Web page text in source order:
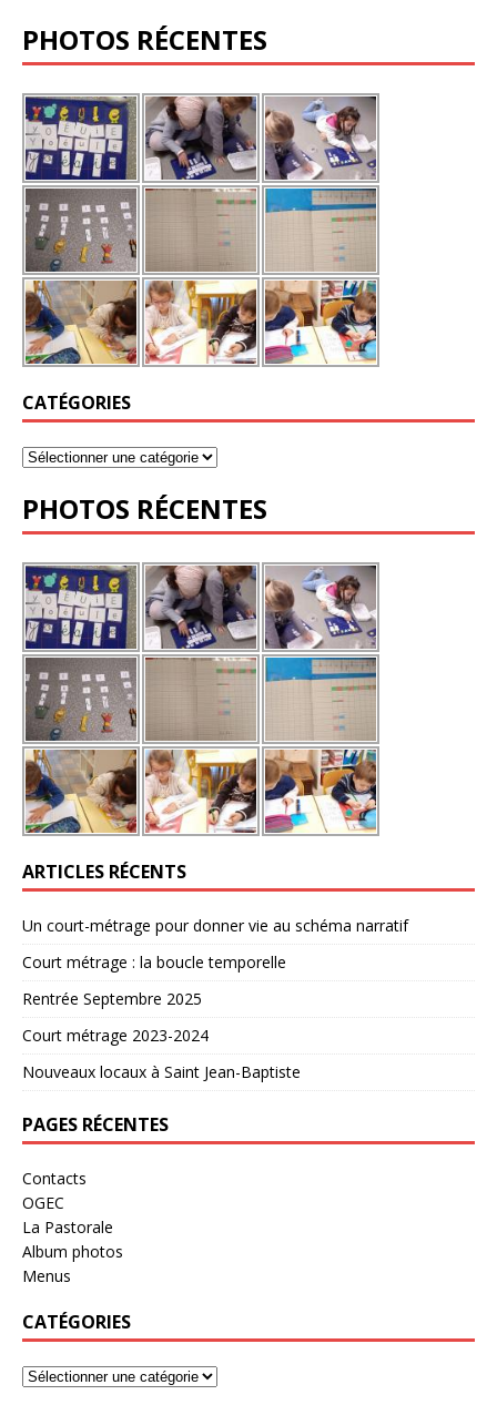
PHOTOS RÉCENTES
CATÉGORIES
PHOTOS RÉCENTES
ARTICLES RÉCENTS
Un court-métrage pour donner vie au schéma narratif
Court métrage : la boucle temporelle
Rentrée Septembre 2025
Court métrage 2023-2024
Nouveaux locaux à Saint Jean-Baptiste
PAGES RÉCENTES
Contacts
OGEC
La Pastorale
Album photos
Menus
CATÉGORIES